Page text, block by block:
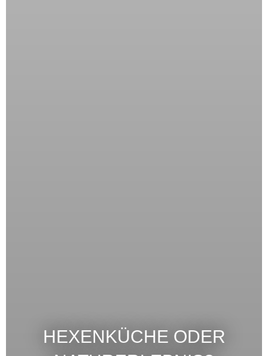
HEXENKÜCHE ODER